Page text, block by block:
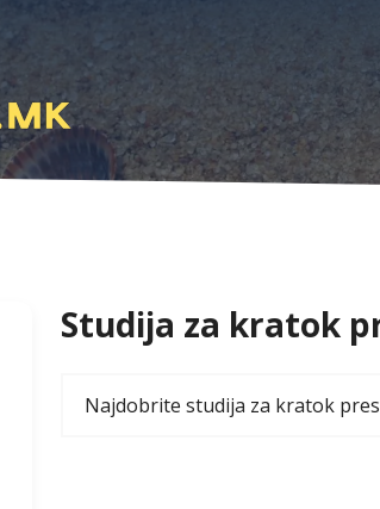
Studija za kratok
Najdobrite studija za kratok